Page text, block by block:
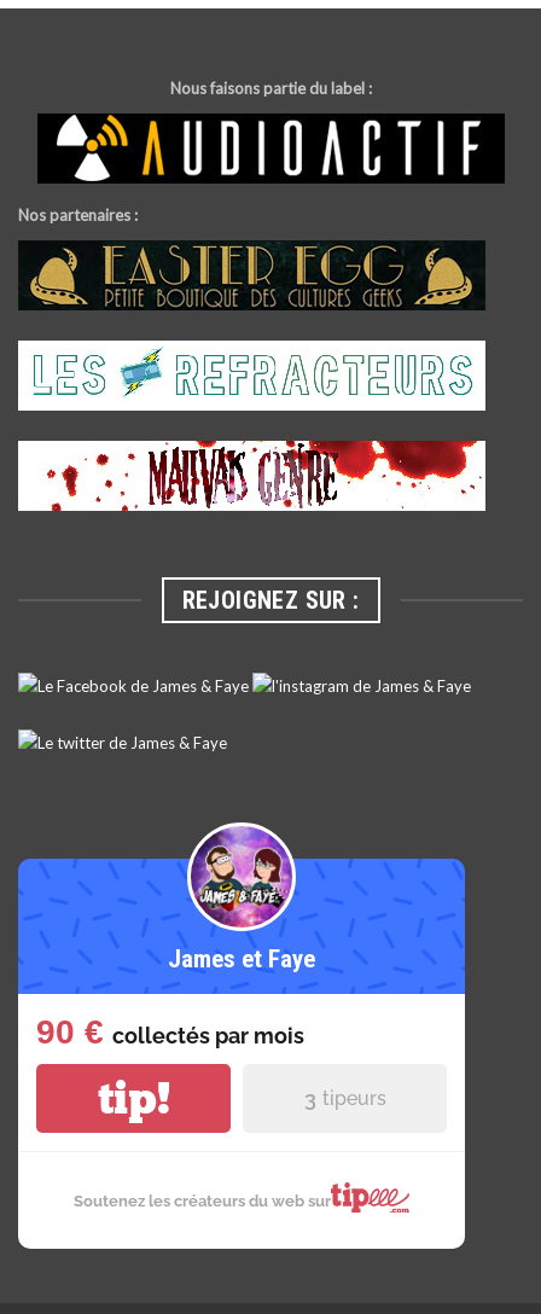
Nous faisons partie du label :
Nos partenaires :
REJOIGNEZ SUR :
James et Faye
90 € collectés par mois
tip! 3 tipeurs
Soutenez les créateurs du web sur